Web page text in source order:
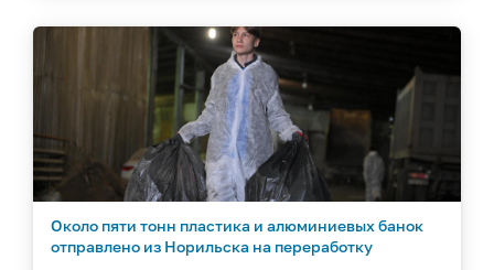
Около пяти тонн пластика и алюминиевых банок
отправлено из Норильска на переработку